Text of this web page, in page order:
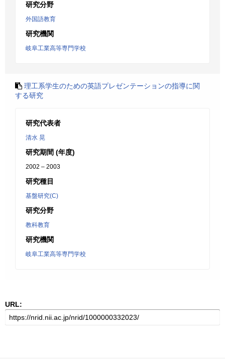
研究分野
外国語教育
研究機関
岐阜工業高等専門学校
理工系学生のための英語プレゼンテーションの指導に関
する研究
研究代表者
清水 晃
研究期間 (年度)
2002 – 2003
研究種目
基盤研究(C)
研究分野
教科教育
研究機関
岐阜工業高等専門学校
URL: